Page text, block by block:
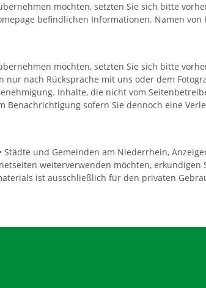
möchten, setzten Sie sich bitte
befindlichen Informationen. Namen
möchten, setzten Sie sich bitte
nur nach Rücksprache mit uns oder dem
Inhalte, die nicht vom
Benachrichtigung sofern Sie dennoch eine
Städte und Gemeinden am Niederrhein,
weiterverwenden möchten,
ist ausschließlich für den privaten